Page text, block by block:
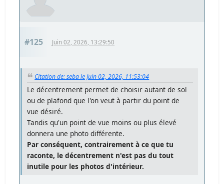
#125 Juin 02, 2026, 13:29:50
Citation de: seba le Juin 02, 2026, 11:53:04
Le décentrement permet de choisir autant de sol
ou de plafond que l'on veut à partir du point de
vue désiré.
Tandis qu'un point de vue moins ou plus élevé
donnera une photo différente.
Par conséquent, contrairement à ce que tu
raconte, le décentrement n'est pas du tout
inutile pour les photos d'intérieur.